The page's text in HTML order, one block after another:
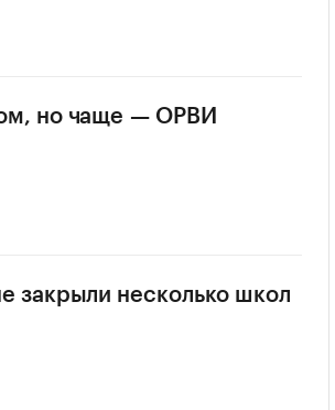
но чаще — ОРВИ
закрыли несколько школ